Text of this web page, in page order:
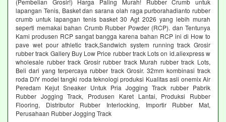
(Pembelian Grosir!) Harga Paling Murah! Rubber Crumb untuk
lapangan Tenis, Basket dan sarana olah raga purborahadianto rubber
crumb untuk lapangan tenis basket 30 Agt 2026 yang lebih murah
seperti memakai bahan Crumb Rubber Powder (RCP). dan Tentunya
Kami produsen RCP sangat bangga karena bahan RCP ini di How to
pave wet pour athletic track,Sandwich system running track Grosir
rubber track Gallery Buy Low Price rubber track Lots on id.aliexpress w
wholesale rubber track Grosir rubber track Murah rubber track Lots,
Beli dari yang terpercaya rubber track Grosir. 32mm kombinasi track
roda DIY model tangki roda teknologi produksi Kualitas asli onemix Air
Peredam Kejut Sneaker Untuk Pria Jogging Track rubber Pabrik
Rubber Jogging Track, Produsen Karet Lantai, Produksi Rubber
Flooring, Distributor Rubber Interlocking, Importir Rubber Mat,
Perusahaan Rubber Jogging Track